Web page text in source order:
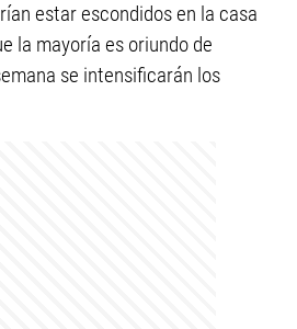
estar escondidos en la casa
la mayoría es oriundo de
se intensificarán los